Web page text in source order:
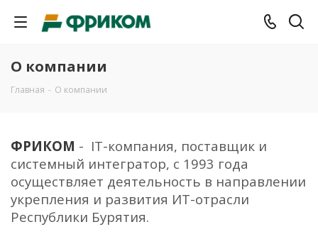
О компании
Главная - О компании
ФРИКОМ - IT-компания, поставщик и
системный интегратор, с 1993 года
осуществляет деятельность в направлении
укрепления и развития ИТ-отрасли
Республики Бурятия.